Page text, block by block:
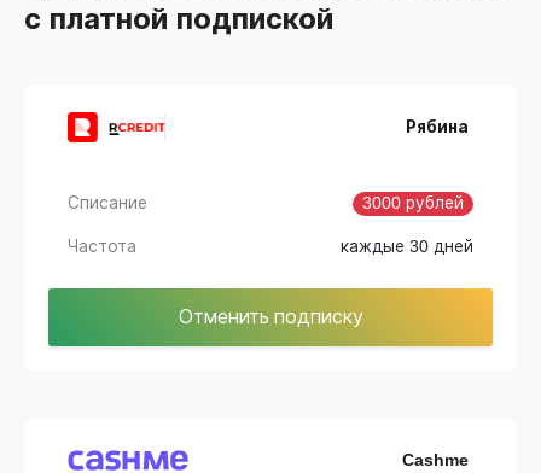
с платной подпиской
Рябина
Списание 3000 рублей
Частота каждые 30 дней
Отменить подписку
Cashme